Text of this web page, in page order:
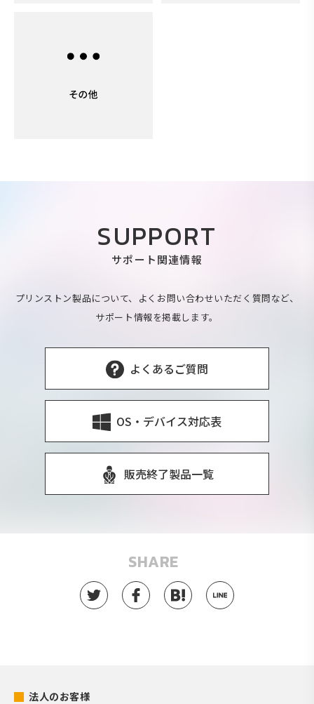
SUPPORT
サポート関連情報
プリンストン製品について、よくお問い合わせいただく質問など、
サポート情報を掲載します。
よくあるご質問
OS・デバイス対応表
販売終了製品一覧
SHARE
法人のお客様